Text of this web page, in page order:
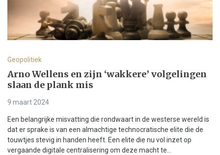
Geopolitiek
Arno Wellens en zijn ‘wakkere’ volgelingen
slaan de plank mis
9 maart 2024
Een belangrijke misvatting die rondwaart in de westerse wereld is
dat er sprake is van een almachtige technocratische elite die de
touwtjes stevig in handen heeft. Een elite die nu vol inzet op
vergaande digitale centralisering om deze macht te...